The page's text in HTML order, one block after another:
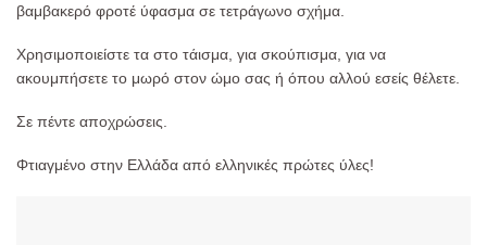
βαμβακερό φροτέ ύφασμα σε τετράγωνο σχήμα.
Χρησιμοποιείστε τα στο τάισμα, για σκούπισμα, για να
ακουμπήσετε το μωρό στον ώμο σας ή όπου αλλού εσείς θέλετε.
Σε πέντε αποχρώσεις.
Φτιαγμένο στην Ελλάδα από ελληνικές πρώτες ύλες!